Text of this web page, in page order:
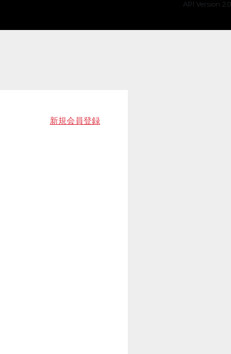
API Version 2.0
新規会員登録